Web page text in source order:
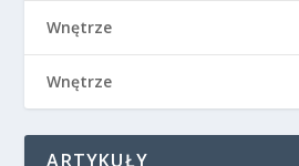
Wnętrze
Wnętrze
ARTYKUŁY